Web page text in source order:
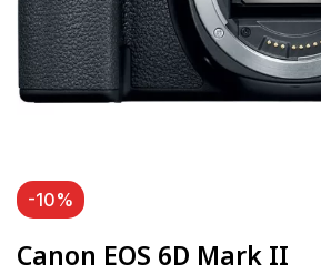
-10%
Canon EOS 6D Mark II